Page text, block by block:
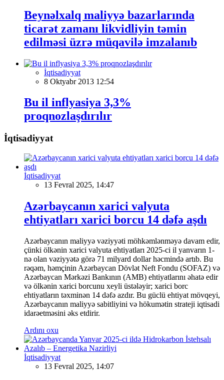
Beynəlxalq maliyyə bazarlarında
ticarət zamanı likvidliyin təmin
edilməsi üzrə müqavilə imzalanıb
İqtisadiyyat
8 Oktyabr 2013 12:54
Bu il inflyasiya 3,3%
proqnozlaşdırılır
İqtisadiyyat
İqtisadiyyat
13 Fevral 2025, 14:47
Azərbaycanın xarici valyuta
ehtiyatları xarici borcu 14 dəfə aşdı
Azərbaycanın maliyyə vəziyyəti möhkəmlənməyə davam edir,
çünki ölkənin xarici valyuta ehtiyatları 2025-ci il yanvarın 1-
nə olan vəziyyətə görə 71 milyard dollar həcmində artıb. Bu
rəqəm, həmçinin Azərbaycan Dövlət Neft Fondu (SOFAZ) və
Azərbaycan Mərkəzi Bankının (AMB) ehtiyatlarını əhatə edir
və ölkənin xarici borcunu xeyli üstələyir; xarici borc
ehtiyatların təxminən 14 dəfə azdır. Bu güclü ehtiyat mövqeyi,
Azərbaycanın maliyyə sabitliyini və hökumətin strateji iqtisadi
idarəetməsini əks etdirir.
Ardını oxu
İqtisadiyyat
13 Fevral 2025, 14:07